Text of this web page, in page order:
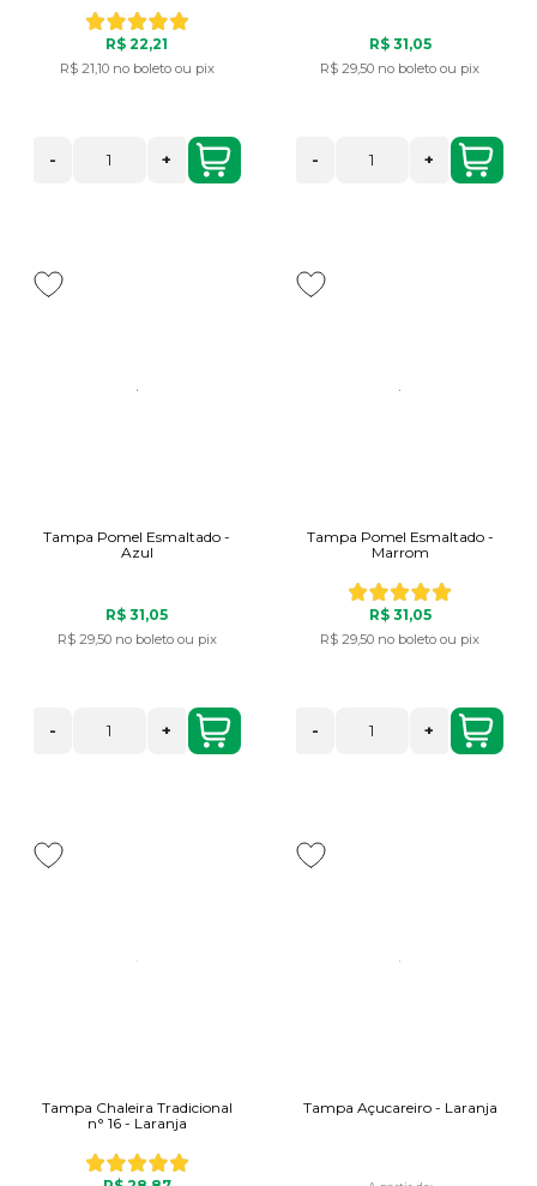
R$ 22,21
R$ 21,10 no boleto ou pix
- +
R$ 31,05
R$ 29,50 no boleto ou pix
- +
Tampa Pomel Esmaltado -
Azul
R$ 31,05
R$ 29,50 no boleto ou pix
- +
Tampa Pomel Esmaltado -
Marrom
R$ 31,05
R$ 29,50 no boleto ou pix
- +
Tampa Chaleira Tradicional
n° 16 - Laranja
Tampa Açucareiro - Laranja